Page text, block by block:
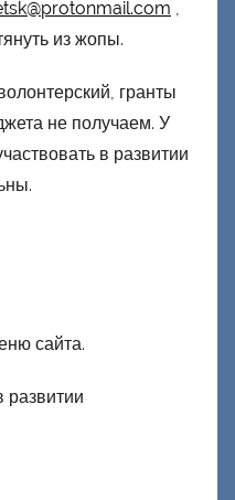
,
из жопы.
гранты
не получаем. У
в развитии
сайта.
развитии